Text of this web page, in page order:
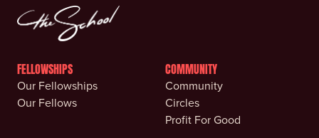
FELLOWSHIPS
Our Fellowships
Our Fellows
COMMUNITY
Community
Circles
Profit For Good